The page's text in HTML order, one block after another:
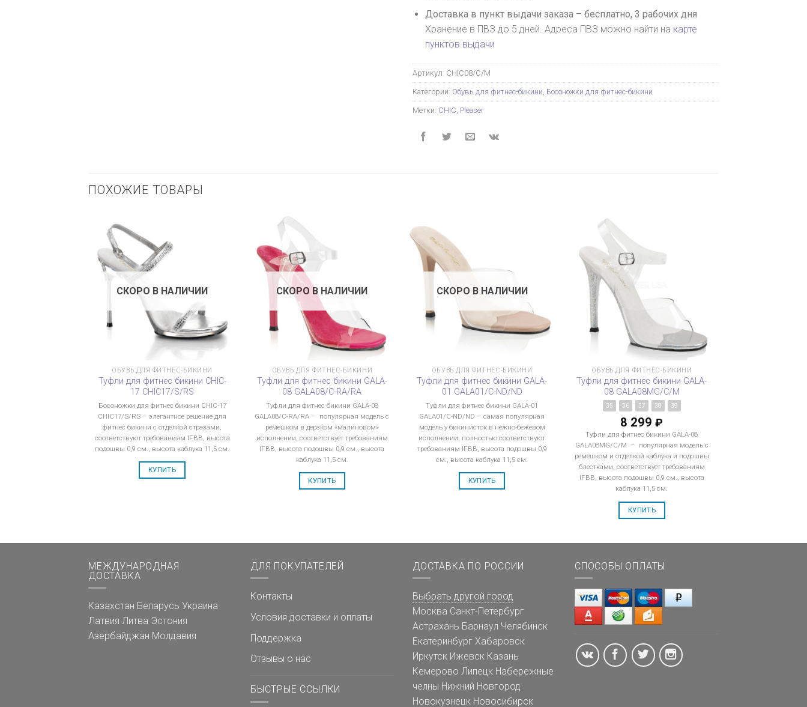
Доставка в пункт выдачи заказа – бесплатно, 3 рабочих дня
Хранение в ПВЗ до 5 дней. Адреса ПВЗ можно найти на карте
пунктов выдачи
Артикул: CHIC08/C/M
Категории: Обувь для фитнес-бикини, Босоножки для фитнес-бикини
Метки: CHIC, Pleaser
ПОХОЖИЕ ТОВАРЫ
СКОРО В НАЛИЧИИ
ОБУВЬ ДЛЯ ФИТНЕС-БИКИНИ
Туфли для фитнес бикини CHIC-
17 CHIC17/S/RS
Босоножки для фитнес бикини CHIC-17
CHIC17/S/RS – элегантное решение для
фитнес бикини с отделкой стразами,
соответствуют требованиям IFBB, высота
подошвы 0,9 см., высота каблука 11,5 см.
КУПИТЬ
СКОРО В НАЛИЧИИ
ОБУВЬ ДЛЯ ФИТНЕС-БИКИНИ
Туфли для фитнес бикини GALA-
08 GALA08/C-RA/RA
Туфли для фитнес бикини GALA-08
GALA08/C-RA/RA – популярная модель с
ремешком в дерзком «малиновом»
исполнении, соответствует требованиям
IFBB, высота подошвы 0,9 см., высота
каблука 11,5 см.
КУПИТЬ
СКОРО В НАЛИЧИИ
ОБУВЬ ДЛЯ ФИТНЕС-БИКИНИ
Туфли для фитнес бикини GALA-
01 GALA01/C-ND/ND
Туфли для фитнес бикини GALA-01
GALA01/C-ND/ND – самая популярная
модель у бикинисток в нежно-бежевом
исполнении, полностью соответствуют
требованиям IFBB, высота подошвы 0,9
см., высота каблука 11,5 см.
КУПИТЬ
ОБУВЬ ДЛЯ ФИТНЕС-БИКИНИ
Туфли для фитнес бикини GALA-
08 GALA08MG/C/M
35 36 37 38 39
8 299₽
Туфли для фитнес бикини GALA-08
GALA08MG/C/M – популярная модель с
ремешком и отделкой каблука и подошвы
блестками, соответствует требованиям
IFBB, высота подошвы 0,9 см., высота
каблука 11,5 см.
КУПИТЬ
МЕЖДУНАРОДНАЯ
ДОСТАВКА
Казахстан Беларусь Украина
Латвия Литва Эстония
Азербайджан Молдавия
ДЛЯ ПОКУПАТЕЛЕЙ
Контакты
Условия доставки и оплаты
Поддержка
Отзывы о нас
БЫСТРЫЕ ССЫЛКИ
ДОСТАВКА ПО РОССИИ
Выбрать другой город
Москва Санкт-Петербург
Астрахань Барнаул Челябинск
Екатеринбург Хабаровск
Иркутск Ижевск Казань
Кемерово Липецк Набережные
челны Нижний Новгород
Новокузнецк Новосибирск
СПОСОБЫ ОПЛАТЫ